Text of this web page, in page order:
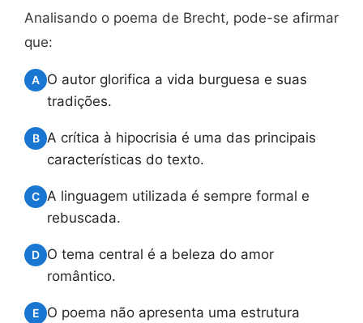
Analisando o poema de Brecht, pode-se afirmar
que:
A O autor glorifica a vida burguesa e suas
tradições.
B
A crítica à hipocrisia é uma das principais
características do texto.
C A linguagem utilizada é sempre formal e
rebuscada.
D O tema central é a beleza do amor
romântico.
E O poema não apresenta uma estrutura